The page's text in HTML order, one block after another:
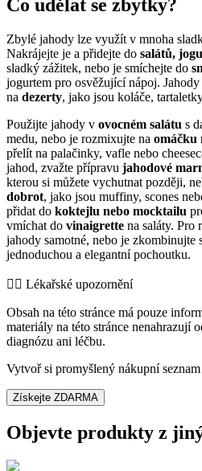
Co udělat se zbytky?
Zbylé jahody lze využít v mnoha
Nakrájejte je a přidejte do salátů,
sladký zážitek, nebo je smíchejte do
jogurtem pro osvěžující nápoj.
na dezerty, jako jsou koláče,
Použijte jahody v ovocném salátu s
medu, nebo je rozmixujte na omáčku
přelít na palačinky, vafle nebo
jahod, zvažte přípravu jahodové
kterou si můžete vychutnat později,
dobrot, jako jsou muffiny, scones
přidat do koktejlu nebo mocktailu
vmíchat do vinaigrette na saláty. Pro
jahody samotné, nebo je zkombinujte
jednoduchou a elegantní pochoutku.
👨‍⚕️️ Lékařské upozornění
Obsah na této stránce má pouze
materiály na této stránce nenahrazují
diagnózu ani léčbu.
Vytvoř si promyšlený nákupní seznam
Získejte ZDARMA
Objevte produkty z